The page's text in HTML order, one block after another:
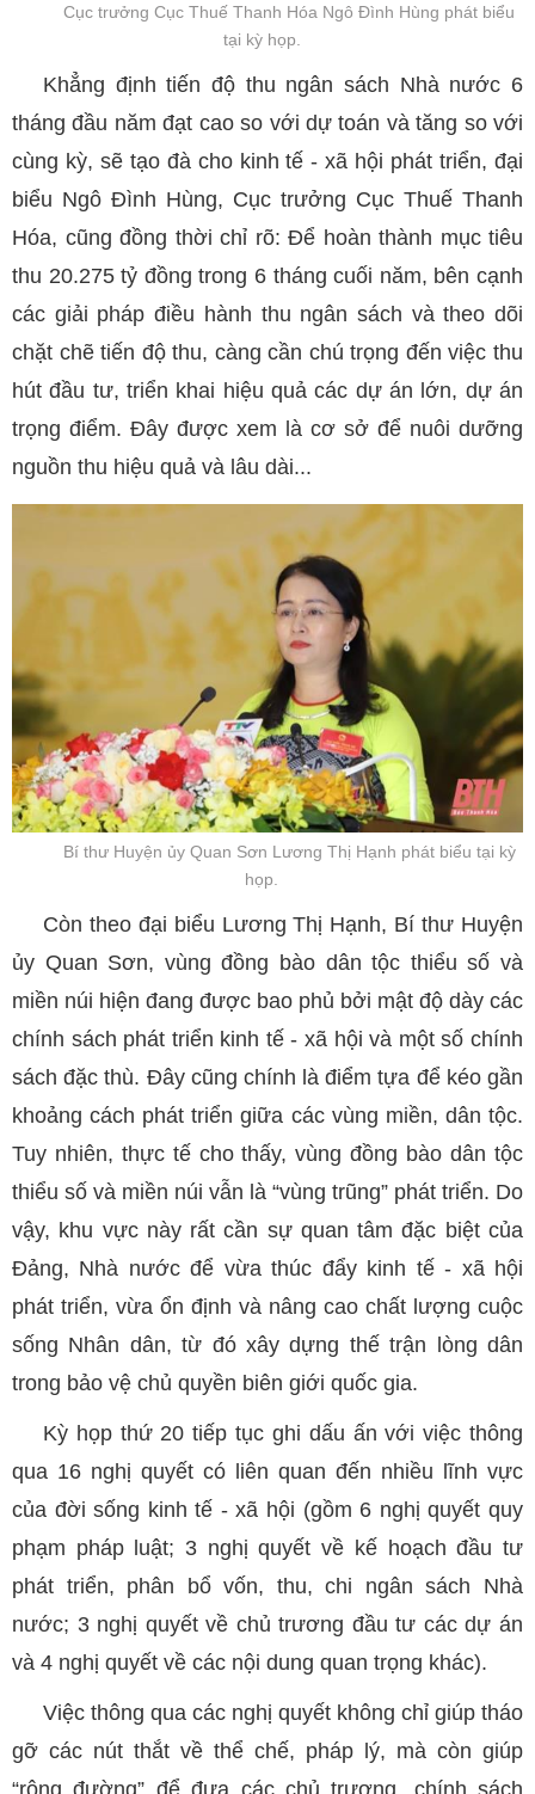
Cục trưởng Cục Thuế Thanh Hóa Ngô Đình Hùng phát biểu
tại kỳ họp.
Khẳng định tiến độ thu ngân sách Nhà nước 6
tháng đầu năm đạt cao so với dự toán và tăng so với
cùng kỳ, sẽ tạo đà cho kinh tế - xã hội phát triển, đại
biểu Ngô Đình Hùng, Cục trưởng Cục Thuế Thanh
Hóa, cũng đồng thời chỉ rõ: Để hoàn thành mục tiêu
thu 20.275 tỷ đồng trong 6 tháng cuối năm, bên cạnh
các giải pháp điều hành thu ngân sách và theo dõi
chặt chẽ tiến độ thu, càng cần chú trọng đến việc thu
hút đầu tư, triển khai hiệu quả các dự án lớn, dự án
trọng điểm. Đây được xem là cơ sở để nuôi dưỡng
nguồn thu hiệu quả và lâu dài...
Bí thư Huyện ủy Quan Sơn Lương Thị Hạnh phát biểu tại kỳ
họp.
Còn theo đại biểu Lương Thị Hạnh, Bí thư Huyện
ủy Quan Sơn, vùng đồng bào dân tộc thiểu số và
miền núi hiện đang được bao phủ bởi mật độ dày các
chính sách phát triển kinh tế - xã hội và một số chính
sách đặc thù. Đây cũng chính là điểm tựa để kéo gần
khoảng cách phát triển giữa các vùng miền, dân tộc.
Tuy nhiên, thực tế cho thấy, vùng đồng bào dân tộc
thiểu số và miền núi vẫn là “vùng trũng” phát triển. Do
vậy, khu vực này rất cần sự quan tâm đặc biệt của
Đảng, Nhà nước để vừa thúc đẩy kinh tế - xã hội
phát triển, vừa ổn định và nâng cao chất lượng cuộc
sống Nhân dân, từ đó xây dựng thế trận lòng dân
trong bảo vệ chủ quyền biên giới quốc gia.
Kỳ họp thứ 20 tiếp tục ghi dấu ấn với việc thông
qua 16 nghị quyết có liên quan đến nhiều lĩnh vực
của đời sống kinh tế - xã hội (gồm 6 nghị quyết quy
phạm pháp luật; 3 nghị quyết về kế hoạch đầu tư
phát triển, phân bổ vốn, thu, chi ngân sách Nhà
nước; 3 nghị quyết về chủ trương đầu tư các dự án
và 4 nghị quyết về các nội dung quan trọng khác).
Việc thông qua các nghị quyết không chỉ giúp tháo
gỡ các nút thắt về thể chế, pháp lý, mà còn giúp